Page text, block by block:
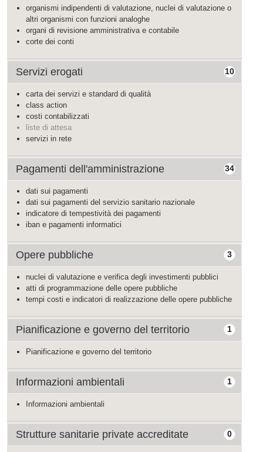
organismi indipendenti di valutazione, nuclei di valutazione o
altri organismi con funzioni analoghe
organi di revisione amministrativa e contabile
corte dei conti
10
Servizi erogati
carta dei servizi e standard di qualità
class action
costi contabilizzati
liste di attesa
servizi in rete
34
Pagamenti dell'amministrazione
dati sui pagamenti
dati sui pagamenti del servizio sanitario nazionale
indicatore di tempestività dei pagamenti
iban e pagamenti informatici
3
Opere pubbliche
nuclei di valutazione e verifica degli investimenti pubblici
atti di programmazione delle opere pubbliche
tempi costi e indicatori di realizzazione delle opere pubbliche
1
Pianificazione e governo del territorio
Pianificazione e governo del territorio
1
Informazioni ambientali
Informazioni ambientali
0
Strutture sanitarie private accreditate